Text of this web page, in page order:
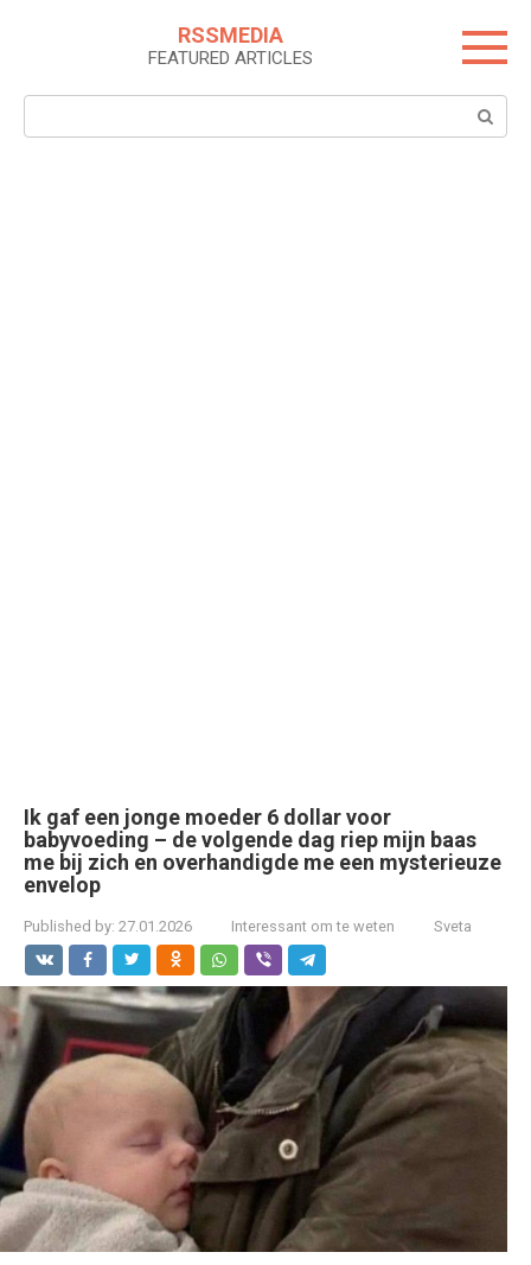
RSSMEDIA
FEATURED ARTICLES
Search:
Ik gaf een jonge moeder 6 dollar voor
babyvoeding – de volgende dag riep mijn baas
me bij zich en overhandigde me een mysterieuze
envelop
Published by: 27.01.2026 Interessant om te weten Sveta